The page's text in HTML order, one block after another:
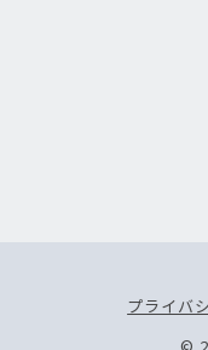
プライバ